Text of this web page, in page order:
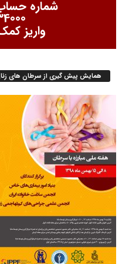
شماره
واریز
همایش پیش گیری از سرطان های